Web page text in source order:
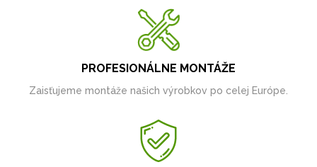
PROFESIONÁLNE MONTÁŽE
Zaisťujeme montáže našich výrobkov po celej Európe.